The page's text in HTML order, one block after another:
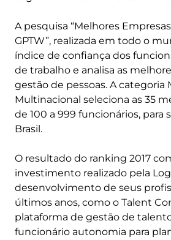
A pesquisa “Melhores
GPTW”, realizada em todo o
índice de confiança dos
de trabalho e analisa as
gestão de pessoas. A categoria
Multinacional seleciona as 35
de 100 a 999 funcionários, para
Brasil.
O resultado do ranking 2017
investimento realizado pela
desenvolvimento de seus
últimos anos, como o Talent
plataforma de gestão de
funcionário autonomia para